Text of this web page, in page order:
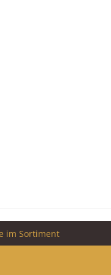
im Sortiment